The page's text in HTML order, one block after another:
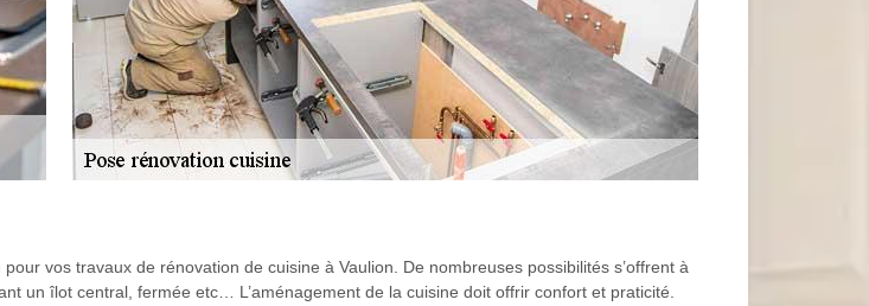
vos travaux de rénovation de cuisine à Vaulion. De nombreuses possibilités s’offrent à
un îlot central, fermée etc… L’aménagement de la cuisine doit offrir confort et praticité.